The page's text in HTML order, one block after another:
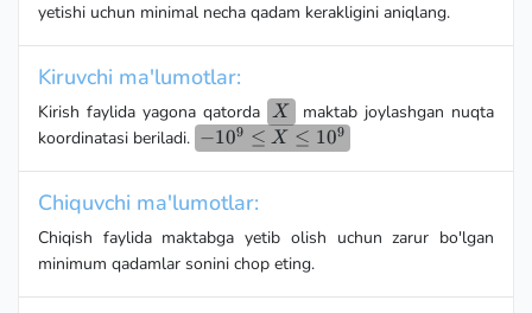
yetishi uchun minimal necha qadam kerakligini aniqlang.
Kiruvchi ma'lumotlar:
Kirish faylida yagona qatorda X
X
maktab joylashgan nuqta
koordinatasi beriladi. -10^{9}
10^9
−109 ≤ X ≤ 109
Chiquvchi ma'lumotlar:
Chiqish faylida maktabga yetib olish uchun zarur bo'lgan
minimum qadamlar sonini chop eting.